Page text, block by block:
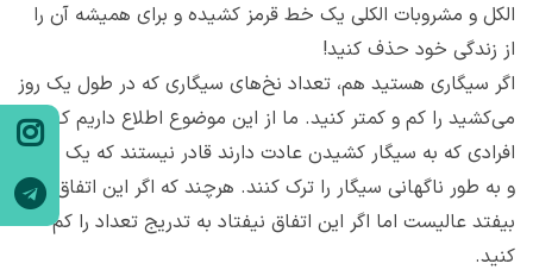
الکل و مشروبات الکلی یک خط قرمز کشیده و برای همیشه آن را
از زندگی خود حذف کنید!
اگر سیگاری هستید هم، تعداد نخ‌های سیگاری که در طول یک روز
می‌کشید را کم و کمتر کنید. ما از این موضوع اطلاع داریم ک
افرادی که به سیگار کشیدن عادت دارند قادر نیستند که یک شبه
و به طور ناگهانی سیگار را ترک کنند. هرچند که اگر این اتفاق
بیفتد عالیست اما اگر این اتفاق نیفتاد به تدریج تعداد را کم
کنید.